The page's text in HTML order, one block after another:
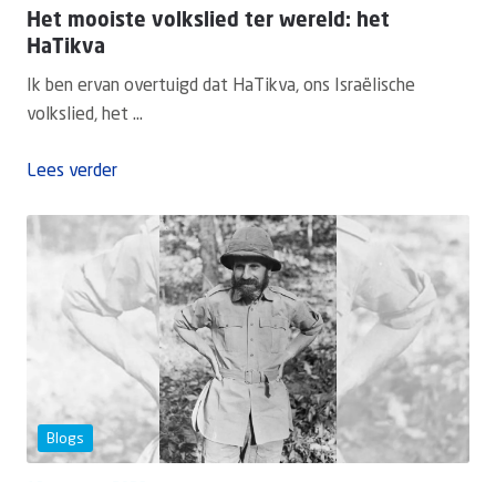
Het mooiste volkslied ter wereld: het
HaTikva
Ik ben ervan overtuigd dat HaTikva, ons Israëlische
volkslied, het ...
Lees verder
Blogs